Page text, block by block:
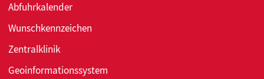
Abfuhrkalender
Wunschkennzeichen
Zentralklinik
Geoinformationssystem